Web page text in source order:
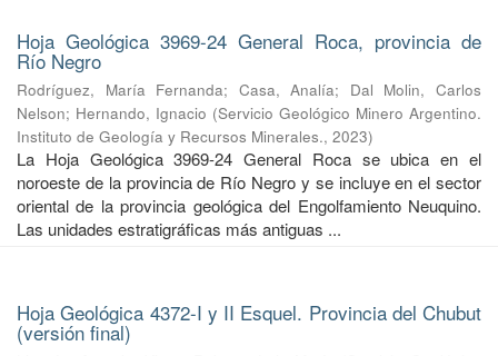
Hoja Geológica 3969-24 General Roca, provincia de
Río Negro
Rodríguez, María Fernanda; Casa, Analía; Dal Molin, Carlos
Nelson; Hernando, Ignacio (Servicio Geológico Minero Argentino.
Instituto de Geología y Recursos Minerales., 2023)
La Hoja Geológica 3969-24 General Roca se ubica en el
noroeste de la provincia de Río Negro y se incluye en el sector
oriental de la provincia geológica del Engolfamiento Neuquino.
Las unidades estratigráficas más antiguas ...
Hoja Geológica 4372-I y II Esquel. Provincia del Chubut
(versión final)